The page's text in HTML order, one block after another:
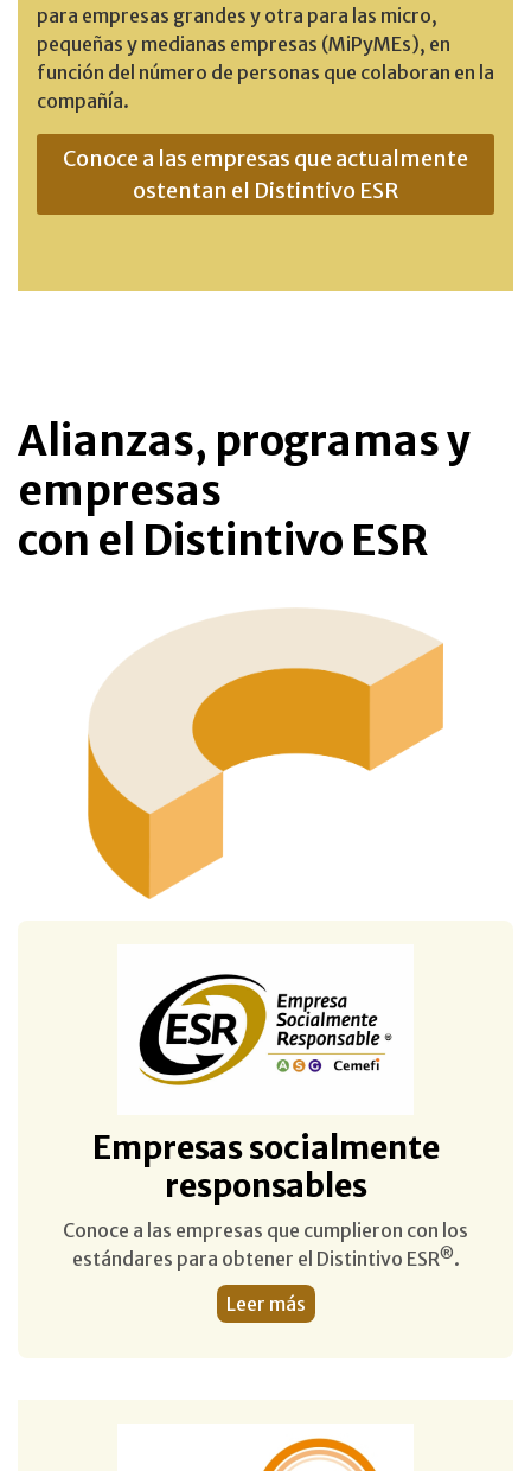
para empresas grandes y otra para las micro,
pequeñas y medianas empresas (MiPyMEs), en
función del número de personas que colaboran en la
compañía.
Conoce a las empresas que actualmente
ostentan el Distintivo ESR
Alianzas, programas y
empresas
con el Distintivo ESR
Empresas socialmente
responsables
Conoce a las empresas que cumplieron con los
estándares para obtener el Distintivo ESR®.
Leer más